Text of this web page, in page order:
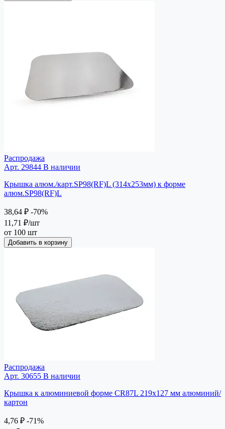
Распродажа
Арт. 29844 В наличии
Крышка алюм./карт.SP98(RF)L (314х253мм) к форме
алюм.SP98(RF)L
38,64 ₽ -70%
11,71 ₽/шт
от 100 шт
Добавить в корзину
Распродажа
Арт. 30655 В наличии
Крышка к алюминиевой форме CR87L 219х127 мм алюминий/
картон
4,76 ₽ -71%